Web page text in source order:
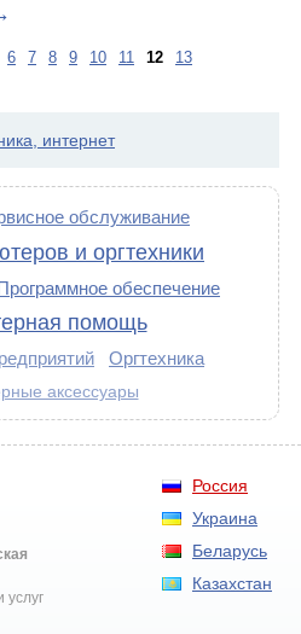
6 7 8 9 10 11 12 13
интернет
обслуживание
и оргтехники
обеспечение
помощь
Оргтехника
аксессуары
Россия
Украина
Беларусь
Казахстан
услуг